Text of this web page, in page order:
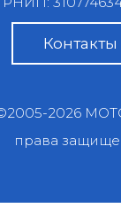
Контакты
2026
права